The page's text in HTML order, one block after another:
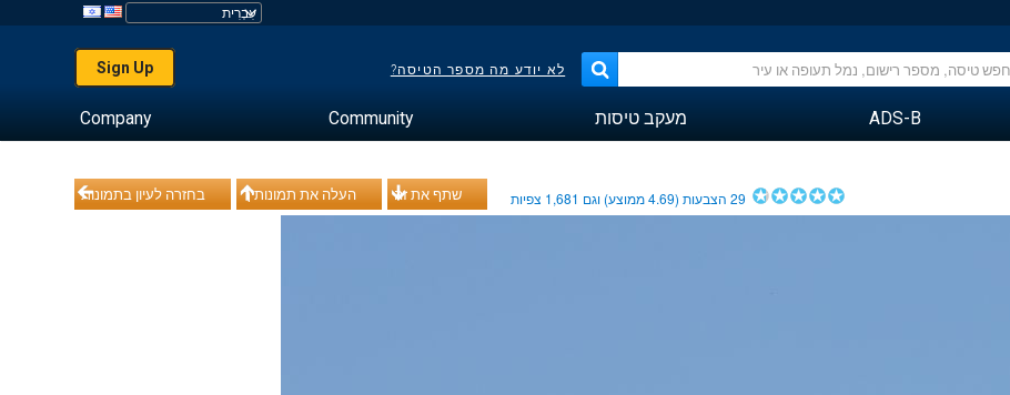
לא יודע מה מספר הטיסה? Sign Up
ADS-B מעקב טיסות Community
Company
בחזרה לעיון בתמונות העלה את תמונותיך שתף את זה 29הצבעות (4.69ממוצע) וגם 1,681 צפיות